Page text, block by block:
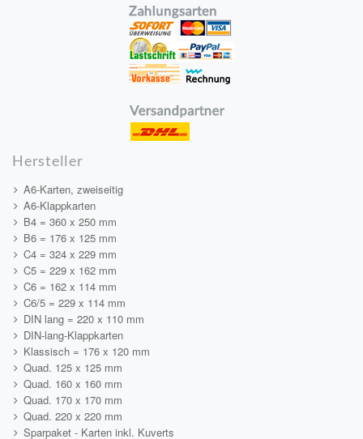
Hersteller
A6-Karten, zweiseitig
A6-Klappkarten
B4 = 360 x 250 mm
B6 = 176 x 125 mm
C4 = 324 x 229 mm
C5 = 229 x 162 mm
C6 = 162 x 114 mm
C6/5 = 229 x 114 mm
DIN lang = 220 x 110 mm
DIN-lang-Klappkarten
Klassisch = 176 x 120 mm
Quad. 125 x 125 mm
Quad. 160 x 160 mm
Quad. 170 x 170 mm
Quad. 220 x 220 mm
Sparpaket - Karten inkl. Kuverts